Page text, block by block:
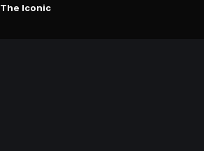
The Iconic